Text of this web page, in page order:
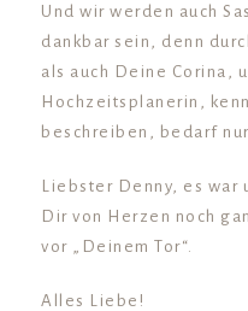
Und wir werden auch
dankbar sein, denn
als auch Deine Corina,
Hochzeitsplanerin,
beschreiben, bedarf
Liebster Denny, es war
Dir von Herzen noch
vor „Deinem Tor“.
Alles Liebe!